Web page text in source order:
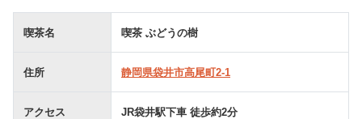
喫茶名 喫茶 ぶどうの樹
住所 静岡県袋井市高尾町2-1
アクセス JR袋井駅下車 徒歩約2分